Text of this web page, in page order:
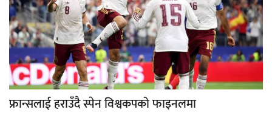
फ्रान्सलाई हराउँदै स्पेन विश्वकपको फाइनलमा